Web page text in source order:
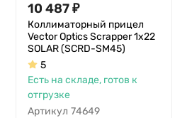
10 487₽
Коллиматорный прицел
Vector Optics Scrapper 1x22
SOLAR (SCRD-SM45)
5
Есть на складе, готов к
отгрузке
Артикул 74649